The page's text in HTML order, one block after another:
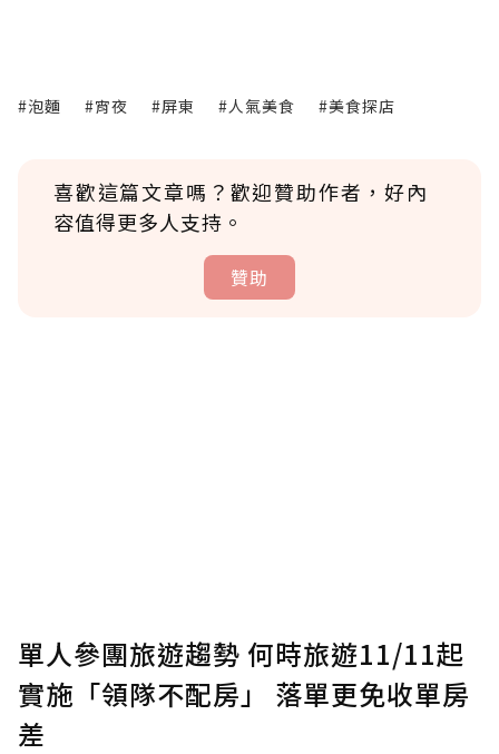
#泡麵 #宵夜 #屏東 #人氣美食 #美食探店
喜歡這篇文章嗎？歡迎贊助作者，好內
容值得更多人支持。
贊助
確認送出
單人參團旅遊趨勢 何時旅遊11/11起
實施「領隊不配房」 落單更免收單房
差